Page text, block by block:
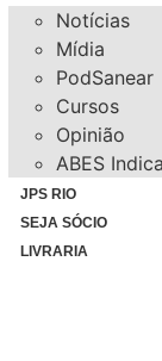
Notícias
Mídia
PodSanear
Cursos
Opinião
ABES
JPS RIO
SEJA SÓCIO
LIVRARIA